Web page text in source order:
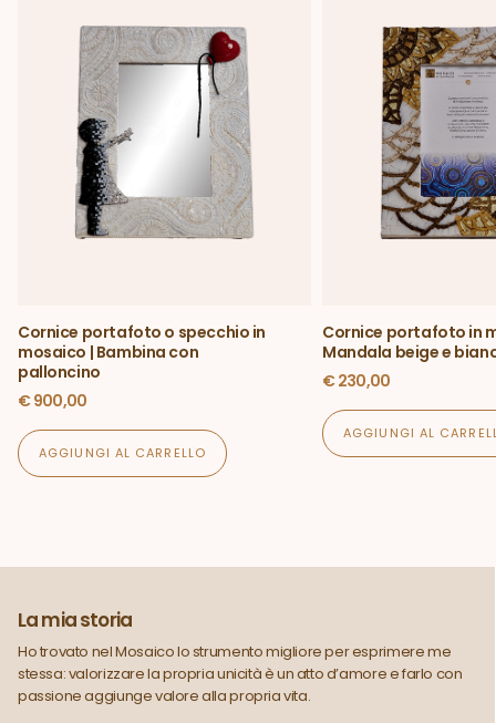
Cornice portafoto o specchio in
mosaico | Bambina con
palloncino
€900,00
AGGIUNGI AL CARRELLO
Cornice portafoto in
Mandala beige e
€230,00
AGGIUNGI AL
La mia storia
Ho trovato nel Mosaico lo strumento migliore per esprimere me
stessa: valorizzare la propria unicità è un atto d’amore e farlo con
passione aggiunge valore alla propria vita.